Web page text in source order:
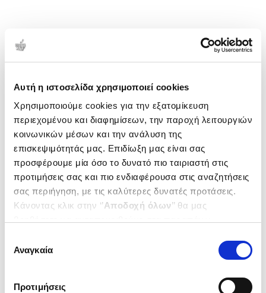
Αυτή η ιστοσελίδα χρησιμοποιεί cookies
Χρησιμοποιούμε cookies για την εξατομίκευση
περιεχομένου και διαφημίσεων, την παροχή λειτουργιών
κοινωνικών μέσων και την ανάλυση της
επισκεψιμότητάς μας. Επιδίωξη μας είναι σας
προσφέρουμε μία όσο το δυνατό πιο ταιριαστή στις
προτιμήσεις σας και πιο ενδιαφέρουσα στις αναζητήσεις
σας περιήγηση, με τις καλύτερες δυνατές προτάσεις.
Κάνοντας κλικ στην ‘’Αποδοχή όλων’’ θα μας
ενδιαφέρουν και να επιλέξετε από τα παρακάτω με την
΄΄και να ενημερωθείτε σχετικά με
συγκατάθεσης
Αναγκαία
Προτιμήσεις